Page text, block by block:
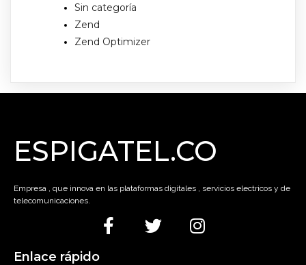
Sin categoría
Zend
Zend Optimizer
ESPIGATEL.CO
Empresa , que innova en las plataformas digitales , servicios electricos y de
telecomunicaciones.
Enlace rápido